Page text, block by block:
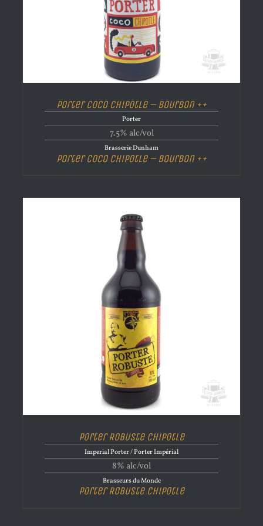
Porter Coco Chipotle – Bourbon ++
Porter
7.5% alc/vol
Brasserie Dunham
Porter Coco Chipotle – Bourbon ++
Porter Robuste Chipotle
Imperial Porter / Porter Impérial
8% alc/vol
Brasseurs du Monde
Porter Robuste Chipotle